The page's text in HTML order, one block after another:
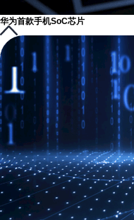
华为首款手机SoC芯片